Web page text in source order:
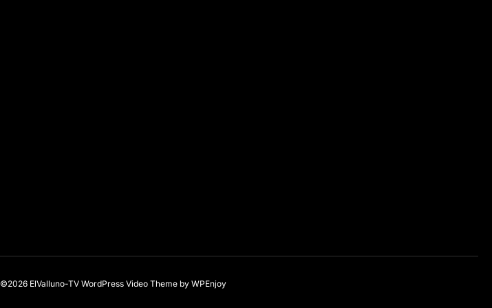
©2026 ElValluno-TV WordPress Video Themeby WPEnjoy